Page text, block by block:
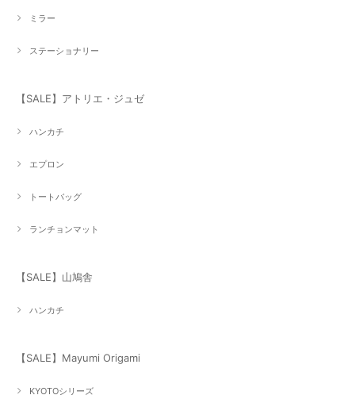
ミラー
ステーショナリー
【SALE】アトリエ・ジュゼ
ハンカチ
エプロン
トートバッグ
ランチョンマット
【SALE】山鳩舎
ハンカチ
【SALE】Mayumi Origami
KYOTOシリーズ